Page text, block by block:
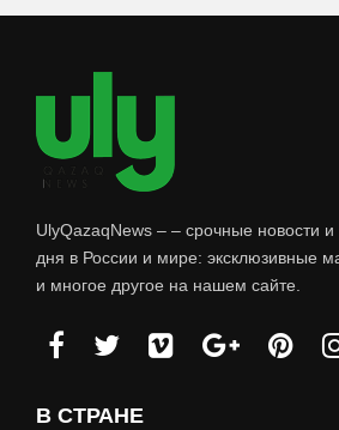
UlyQazaqNews – – срочные новости
дня в России и мире: эксклюзивные
и многое другое на нашем сайте.
В СТРАНЕ